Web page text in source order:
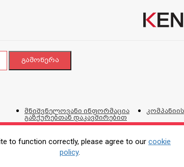
მნიშვნელოვანი ინფორმაცია
გაზქურებთან დაკავშირებით
პროდუქციის შეკეთების,
to function correctly, please agree to our cookie
policy.